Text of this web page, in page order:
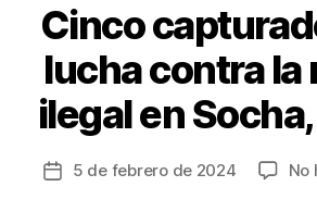
Cinco
lucha contra la
ilegal en
Fecha5 de febrero de 2024 No